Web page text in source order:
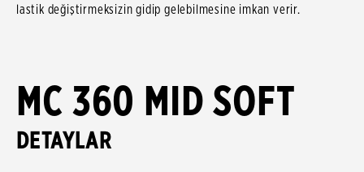
lastik değiştirmeksizin gidip gelebilmesine imkan verir.
MC 360 MID SOFT
DETAYLAR